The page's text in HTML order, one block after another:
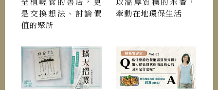
是交換想法、討論價
值的聚所
牽動在地環保生活